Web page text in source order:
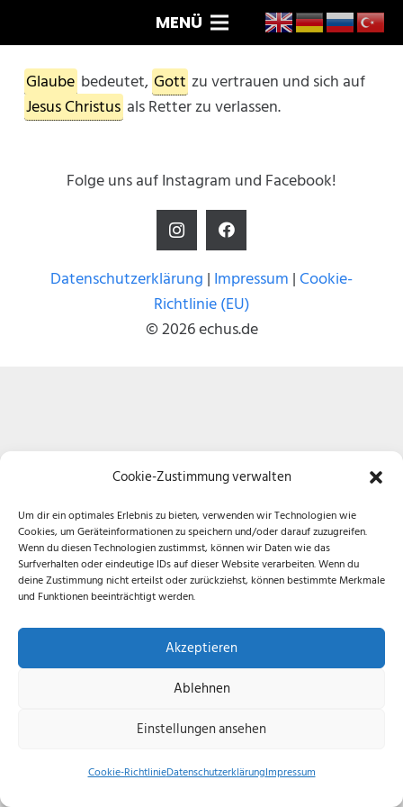
Cookie-Zustimmung verwalten
Um dir ein optimales Erlebnis zu bieten, verwenden wir Technologien wie
Cookies, um Geräteinformationen zu speichern und/oder darauf zuzugreifen.
Wenn du diesen Technologien zustimmst, können wir Daten wie das
Surfverhalten oder eindeutige IDs auf dieser Website verarbeiten. Wenn du
deine Zustimmung nicht erteilst oder zurückziehst, können bestimmte Merkmale
und Funktionen beeinträchtigt werden.
Akzeptieren
Ablehnen
Einstellungen ansehen
Cookie-RichtlinieDatenschutzerklärungImpressum
MENÜ
Glaube bedeutet, Gott zu vertrauen und sich auf
Jesus Christus als Retter zu verlassen.
Folge uns auf Instagram und Facebook!
Datenschutzerklärung | Impressum | Cookie-
Richtlinie (EU)
© 2026 echus.de